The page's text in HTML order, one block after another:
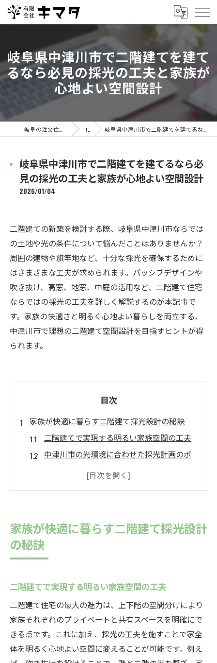
岐阜県中津川市で二階建てを建て
るなら必見の採光の工夫と家族が
心地よい空間設計
コラム 岐阜県中津川市で二階建てを建てるなら必見の採光の工夫と家族が心地よい空間設計
岐阜県中津川市で二階建てを建てるなら必
見の採光の工夫と家族が心地よい空間設計
2026/01/04
二階建ての新築を検討する際、岐阜県中津川市ならでは
の土地や光の条件について悩んだことはありませんか？
周囲の建物や旗竿地など、十分な採光を確保するために
はさまざまな工夫が求められます。パッシブデザインや
吹き抜け、高窓、地窓、中庭の活用など、二階建て住宅
ならではの採光の工夫を詳しく解説するのが本記事で
す。家族の快適さと明るく心地よい暮らしを両立する、
中津川市で理想の二階建て空間設計を目指すヒントが得
られます。
目次
家族が快適に暮らす二階建て採光設計の秘訣
二階建てで実現する明るい家族空間の工夫
中津川市の光環境に合わせた採光計画のポ
デア
快適な毎日を支える二階建ての窓配置の工
夫
二階建て住宅に最適な吹き抜け採光の活用
例
高窓を取り入れた明るい室内づくりのポイ
ント
吹き抜けがもたらす二階建ての開放感と採
家族が快適に暮らす二階建て採光設計
の秘訣
二階建てで実現する明るい家族空間の工夫
二階建て住宅の最大の魅力は、上下階の空間分けにより
家族それぞれのプライベートと共有スペースを明確にで
きる点です。これに加え、採光の工夫を施すことで家全
体を明るく心地よい空間に変えることが可能です。例え